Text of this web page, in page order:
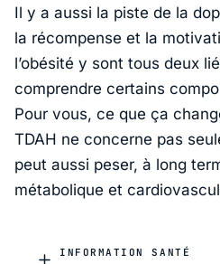
Il y a aussi la piste de la
la récompense et la
l’obésité y sont tous deux
comprendre certains
Pour vous, ce que ça
TDAH ne concerne pas
peut aussi peser, à long
métabolique et
INFORMATION SANTÉ